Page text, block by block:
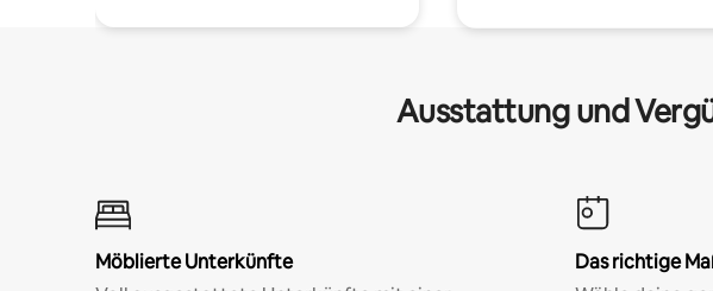
Ausstattung und
Möblierte Unterkünfte
Das richtige